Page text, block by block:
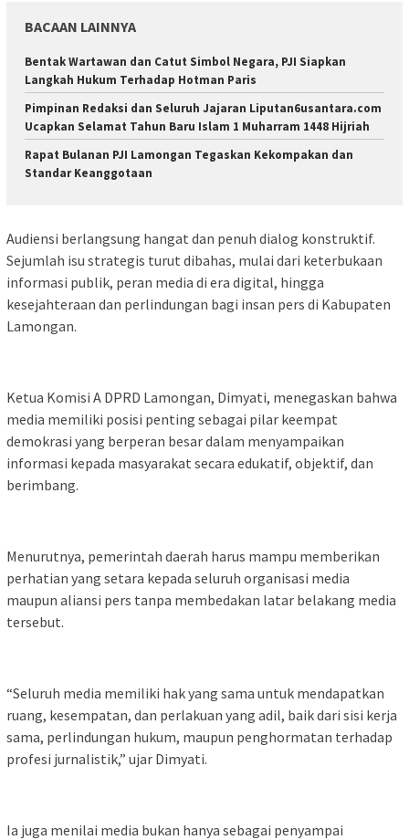
BACAAN LAINNYA
Bentak Wartawan dan Catut Simbol Negara, PJI Siapkan
Langkah Hukum Terhadap Hotman Paris
Pimpinan Redaksi dan Seluruh Jajaran Liputan6usantara.com
Ucapkan Selamat Tahun Baru Islam 1 Muharram 1448 Hijriah
Rapat Bulanan PJI Lamongan Tegaskan Kekompakan dan
Standar Keanggotaan
Audiensi berlangsung hangat dan penuh dialog konstruktif.
Sejumlah isu strategis turut dibahas, mulai dari keterbukaan
informasi publik, peran media di era digital, hingga
kesejahteraan dan perlindungan bagi insan pers di Kabupaten
Lamongan.
Ketua Komisi A DPRD Lamongan, Dimyati, menegaskan bahwa
media memiliki posisi penting sebagai pilar keempat
demokrasi yang berperan besar dalam menyampaikan
informasi kepada masyarakat secara edukatif, objektif, dan
berimbang.
Menurutnya, pemerintah daerah harus mampu memberikan
perhatian yang setara kepada seluruh organisasi media
maupun aliansi pers tanpa membedakan latar belakang media
tersebut.
“Seluruh media memiliki hak yang sama untuk mendapatkan
ruang, kesempatan, dan perlakuan yang adil, baik dari sisi kerja
sama, perlindungan hukum, maupun penghormatan terhadap
profesi jurnalistik,” ujar Dimyati.
Ia juga menilai media bukan hanya sebagai penyampai